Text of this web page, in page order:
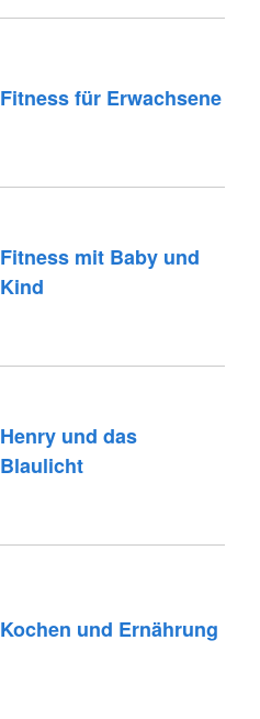
Fitness für Erwachsene
Fitness mit Baby und
Kind
Henry und das
Blaulicht
Kochen und Ernährung